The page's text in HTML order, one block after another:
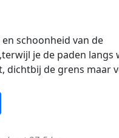
schoonheid van de
je de paden langs
dichtbij de grens maar